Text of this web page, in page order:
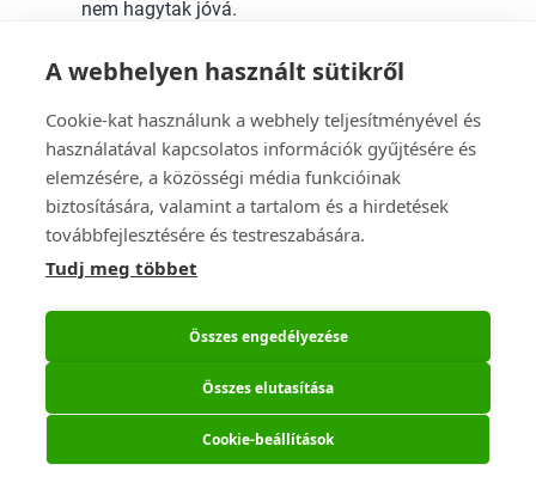
nem hagytak jóvá.
Alkatrész elforgatása
Megváltoztatja az alkatrészek forgatását 90
fokban az óramutató járásával megegyező
irányba (jobbra) vagy az óramutató
járásával ellentétes irányba (balra).
Alkatrész mozgatása
Amikor az egérmutatót a részletes nézet
fölött mozgatja, egy fehér kereszt fog
megjelenni a kártya meghatározott
pontjain. Például: a rajzolati pad
középpontján vagy egy vonal végén a
pozíció rajzolaton.
A webhelyen használt sütikről
Cookie-kat használunk a webhely teljesítményével és
használatával kapcsolatos információk gyűjtésére és
elemzésére, a közösségi média funkcióinak
biztosítására, valamint a tartalom és a hirdetések
továbbfejlesztésére és testreszabására.
Tudj meg többet
Összes engedélyezése
Összes elutasítása
Cookie-beállítások